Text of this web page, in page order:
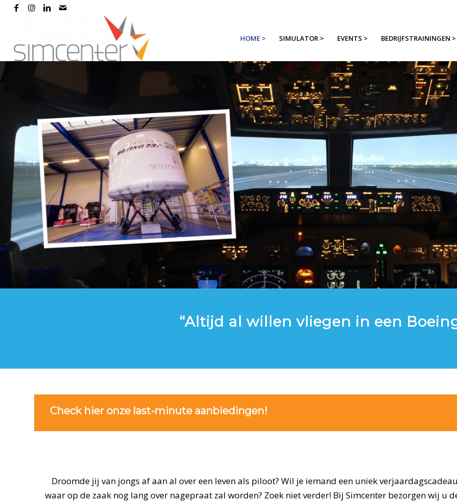
HOME > SIMULATOR > EVENTS > BEDRIJFSTRAININGEN >
“Altijd al willen vliegen in een
“Kom dan nu naar Simcenter”
Check hier onze last-minute aanbiedingen!
Droomde jij van jongs af aan al over een leven als piloot? Wil je iemand een uniek
waar op de zaak nog lang over nagepraat zal worden? Zoek niet verder! Bij Simcenter bezorgen wij